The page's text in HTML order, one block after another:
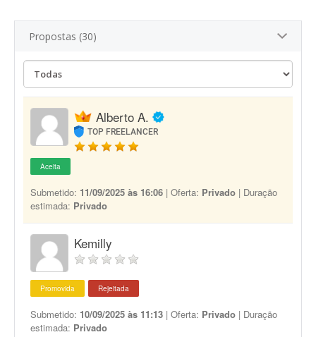
Propostas (30)
Alberto A.
TOP FREELANCER
Aceita
Submetido: 11/09/2025 às 16:06 | Oferta: Privado | Duração
estimada: Privado
Kemilly
Promovida Rejeitada
Submetido: 10/09/2025 às 11:13 | Oferta: Privado | Duração
estimada: Privado